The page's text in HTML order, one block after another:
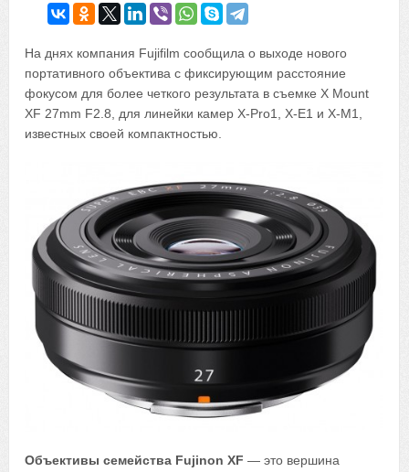
На днях компания Fujifilm сообщила о выходе нового
портативного объектива с фиксирующим расстояние
фокусом для более четкого результата в съемке X Mount
XF 27mm F2.8, для линейки камер X-Pro1, X-E1 и X-M1,
известных своей компактностью.
Объективы семейства Fujinon XF — это вершина